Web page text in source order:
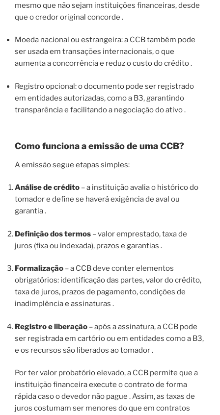
mesmo que não sejam instituições financeiras, desde
que o credor original concorde .
Moeda nacional ou estrangeira: a CCB também pode
ser usada em transações internacionais, o que
aumenta a concorrência e reduz o custo do crédito .
Registro opcional: o documento pode ser registrado
em entidades autorizadas, como a B3, garantindo
transparência e facilitando a negociação do ativo .
Como funciona a emissão de uma CCB?
A emissão segue etapas simples:
Análise de crédito – a instituição avalia o histórico do
tomador e define se haverá exigência de aval ou
garantia .
Definição dos termos – valor emprestado, taxa de
juros (fixa ou indexada), prazos e garantias .
Formalização – a CCB deve conter elementos
obrigatórios: identificação das partes, valor do crédito,
taxa de juros, prazos de pagamento, condições de
inadimplência e assinaturas .
Registro e liberação – após a assinatura, a CCB pode
ser registrada em cartório ou em entidades como a B3,
e os recursos são liberados ao tomador .
Por ter valor probatório elevado, a CCB permite que a
instituição financeira execute o contrato de forma
rápida caso o devedor não pague . Assim, as taxas de
juros costumam ser menores do que em contratos